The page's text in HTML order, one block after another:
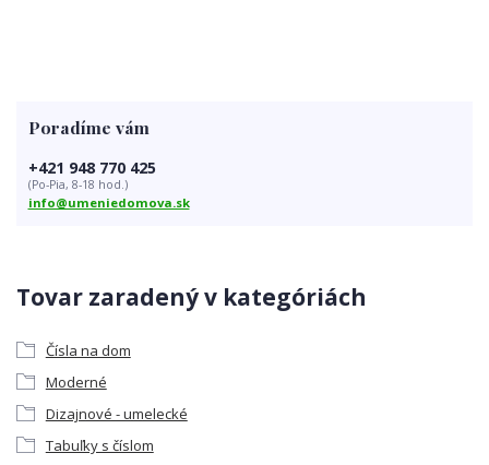
Tovar zaradený v kategóriách
Čísla na dom
Moderné
Dizajnové - umelecké
Tabuľky s číslom
Poradíme vám
+421 948 770 425
(Po-Pia, 8-18 hod.)
info@umeniedomova.sk